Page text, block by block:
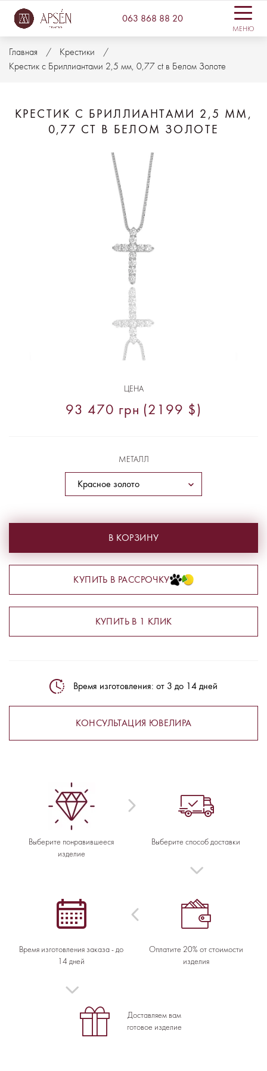
063 868 88 20
МЕНЮ
Главная
Крестики
Крестик с Бриллиантами 2,5 мм, 0,77 ct в Белом Золоте
КРЕСТИК С БРИЛЛИАНТАМИ 2,5 ММ,
0,77 CT В БЕЛОМ ЗОЛОТЕ
ЦЕНА
93 470 грн (2199 $)
МЕТАЛЛ
В КОРЗИНУ
КУПИТЬ В РАССРОЧКУ
КУПИТЬ В 1 КЛИК
Время изготовления: от 3 до 14 дней
КОНСУЛЬТАЦИЯ ЮВЕЛИРА
Выберите понравившееся
изделие
Выберите способ доставки
Оплатите 20% от стоимости
изделия
Время изготовления заказа - до
14 дней
Доставляем вам
готовое изделие